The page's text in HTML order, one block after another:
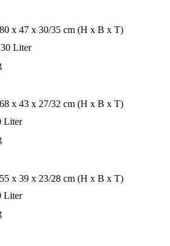
x 47 x 30/35 cm (H x B x T)
Liter
x 43 x 27/32 cm (H x B x T)
Liter
x 39 x 23/28 cm (H x B x T)
Liter